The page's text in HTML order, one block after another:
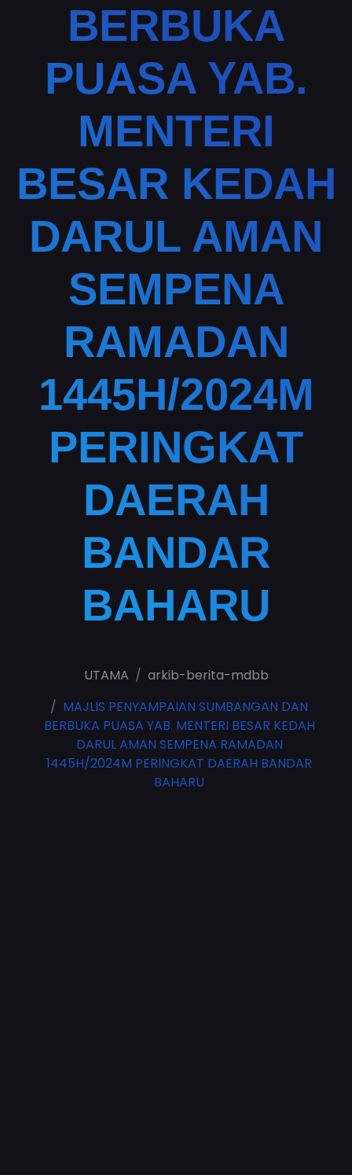
BERBUKA
PUASA YAB.
MENTERI
BESAR KEDAH
DARUL AMAN
SEMPENA
RAMADAN
1445H/2024M
PERINGKAT
DAERAH
BANDAR
BAHARU
UTAMA
arkib-berita-mdbb
MAJLIS PENYAMPAIAN SUMBANGAN DAN
BERBUKA PUASA YAB. MENTERI BESAR KEDAH
DARUL AMAN SEMPENA RAMADAN
1445H/2024M PERINGKAT DAERAH BANDAR
BAHARU